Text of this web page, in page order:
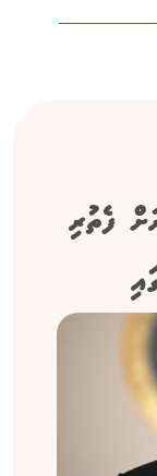
ފެތުރި